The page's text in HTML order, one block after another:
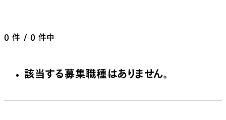
0 件 / 0 件中
該当する募集職種はありません。